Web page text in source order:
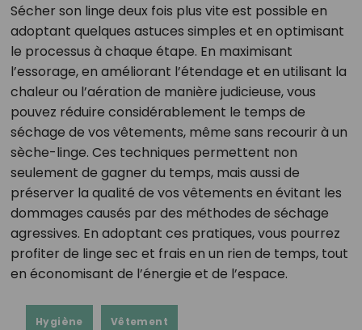
Sécher son linge deux fois plus vite est possible en
adoptant quelques astuces simples et en optimisant
le processus à chaque étape. En maximisant
l’essorage, en améliorant l’étendage et en utilisant la
chaleur ou l’aération de manière judicieuse, vous
pouvez réduire considérablement le temps de
séchage de vos vêtements, même sans recourir à un
sèche-linge. Ces techniques permettent non
seulement de gagner du temps, mais aussi de
préserver la qualité de vos vêtements en évitant les
dommages causés par des méthodes de séchage
agressives. En adoptant ces pratiques, vous pourrez
profiter de linge sec et frais en un rien de temps, tout
en économisant de l’énergie et de l’espace.
Hygiène Vêtement